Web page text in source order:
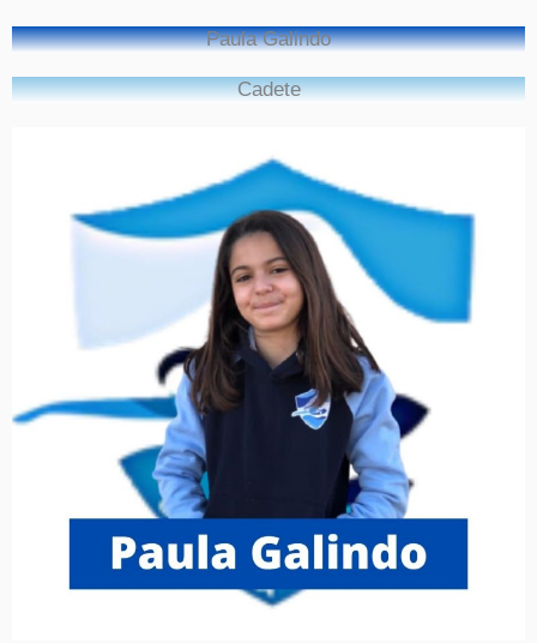
Paula Galindo
Cadete